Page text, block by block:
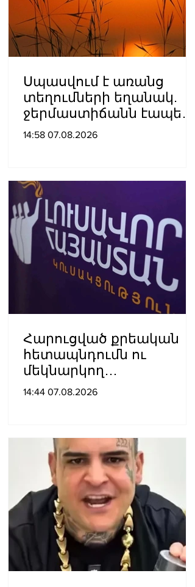
Սպասվում է առանց
տեղումների եղանակ.
ջերմաստիճանն էապես
չի փոխվի
14:58 07.08.2026
Հարուցված քրեական
հետապնդումն ու
մեկնարկող
դատավարությունը
ինստիտուտների
հեղինակազրկման և
ապապետական
գործողությունների նոր
խայտառակ հանգրվանն
է. Լուսավոր Հայաստան
14:44 07.08.2026